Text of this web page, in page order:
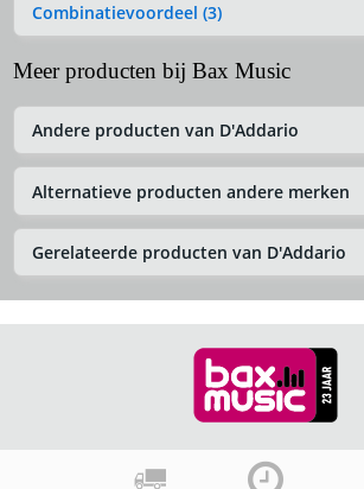
Combinatievoordeel (3)
Meer producten bij Bax Music
Andere producten van D'Addario
Alternatieve producten andere merken
Gerelateerde producten van D'Addario